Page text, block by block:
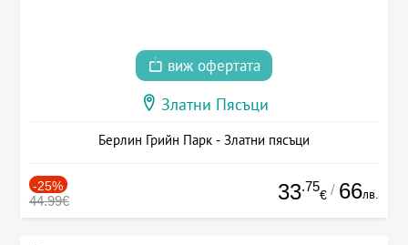
виж офертата
Златни Пясъци
Берлин Грийн Парк - Златни пясъци
-25%
44.99€ 33.75
€ / 66лв.